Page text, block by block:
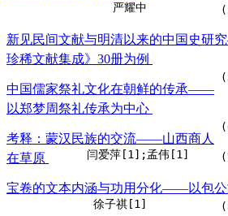
严耀中
新见民间文献与明清以来的中国史研
珍稀文献集成》30册为例
中国儒家祭礼文化在朝鲜的传承——
以郑梦周祭礼传承为中心
考释：蒙汉民族的交流——山西商人
在草原
闫爱萍[1];孟伟[1]
宝卷的文本内涵与功用分化——以包公
徐子祺[1]